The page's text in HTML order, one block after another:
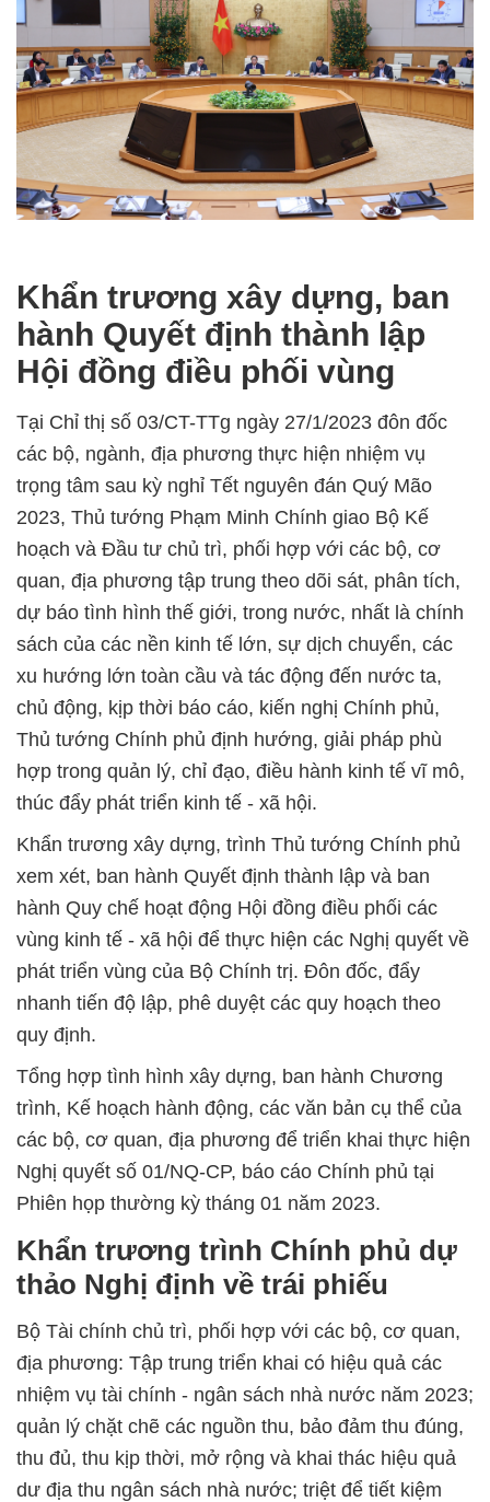
Khẩn trương xây dựng, ban
hành Quyết định thành lập
Hội đồng điều phối vùng
Tại Chỉ thị số 03/CT-TTg ngày 27/1/2023 đôn đốc
các bộ, ngành, địa phương thực hiện nhiệm vụ
trọng tâm sau kỳ nghỉ Tết nguyên đán Quý Mão
2023, Thủ tướng Phạm Minh Chính giao Bộ Kế
hoạch và Đầu tư chủ trì, phối hợp với các bộ, cơ
quan, địa phương tập trung theo dõi sát, phân tích,
dự báo tình hình thế giới, trong nước, nhất là chính
sách của các nền kinh tế lớn, sự dịch chuyển, các
xu hướng lớn toàn cầu và tác động đến nước ta,
chủ động, kịp thời báo cáo, kiến nghị Chính phủ,
Thủ tướng Chính phủ định hướng, giải pháp phù
hợp trong quản lý, chỉ đạo, điều hành kinh tế vĩ mô,
thúc đẩy phát triển kinh tế - xã hội.
Khẩn trương xây dựng, trình Thủ tướng Chính phủ
xem xét, ban hành Quyết định thành lập và ban
hành Quy chế hoạt động Hội đồng điều phối các
vùng kinh tế - xã hội để thực hiện các Nghị quyết về
phát triển vùng của Bộ Chính trị. Đôn đốc, đẩy
nhanh tiến độ lập, phê duyệt các quy hoạch theo
quy định.
Tổng hợp tình hình xây dựng, ban hành Chương
trình, Kế hoạch hành động, các văn bản cụ thể của
các bộ, cơ quan, địa phương để triển khai thực hiện
Nghị quyết số 01/NQ-CP, báo cáo Chính phủ tại
Phiên họp thường kỳ tháng 01 năm 2023.
Khẩn trương trình Chính phủ dự
thảo Nghị định về trái phiếu
Bộ Tài chính chủ trì, phối hợp với các bộ, cơ quan,
địa phương: Tập trung triển khai có hiệu quả các
nhiệm vụ tài chính - ngân sách nhà nước năm 2023;
quản lý chặt chẽ các nguồn thu, bảo đảm thu đúng,
thu đủ, thu kịp thời, mở rộng và khai thác hiệu quả
dư địa thu ngân sách nhà nước; triệt để tiết kiệm